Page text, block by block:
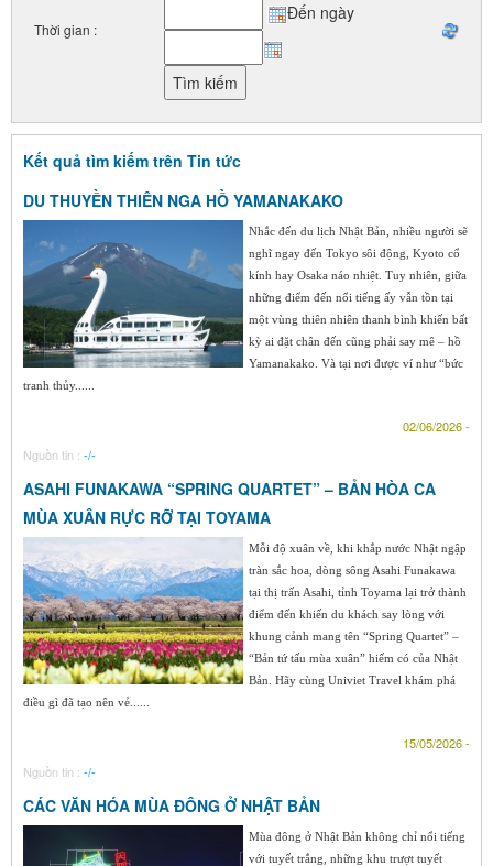
Thời gian :
Đến ngày
Kết quả tìm kiếm trên Tin tức
DU THUYỀN THIÊN NGA HỒ YAMANAKAKO
Nhắc đến du lịch Nhật Bản, nhiều người sẽ
nghĩ ngay đến Tokyo sôi động, Kyoto cổ
kính hay Osaka náo nhiệt. Tuy nhiên, giữa
những điểm đến nổi tiếng ấy vẫn tồn tại
một vùng thiên nhiên thanh bình khiến bất
kỳ ai đặt chân đến cũng phải say mê – hồ
Yamanakako. Và tại nơi được ví như “bức
tranh thủy......
02/06/2026 -
Nguồn tin : -/-
ASAHI FUNAKAWA “SPRING QUARTET” – BẢN HÒA CA
MÙA XUÂN RỰC RỠ TẠI TOYAMA
Mỗi độ xuân về, khi khắp nước Nhật ngập
tràn sắc hoa, dòng sông Asahi Funakawa
tại thị trấn Asahi, tỉnh Toyama lại trở thành
điểm đến khiến du khách say lòng với
khung cảnh mang tên “Spring Quartet” –
“Bản tứ tấu mùa xuân” hiếm có của Nhật
Bản. Hãy cùng Univiet Travel khám phá
điều gì đã tạo nên vẻ......
15/05/2026 -
Nguồn tin : -/-
CÁC VĂN HÓA MÙA ĐÔNG Ở NHẬT BẢN
Mùa đông ở Nhật Bản không chỉ nổi tiếng
với tuyết trắng, những khu trượt tuyết